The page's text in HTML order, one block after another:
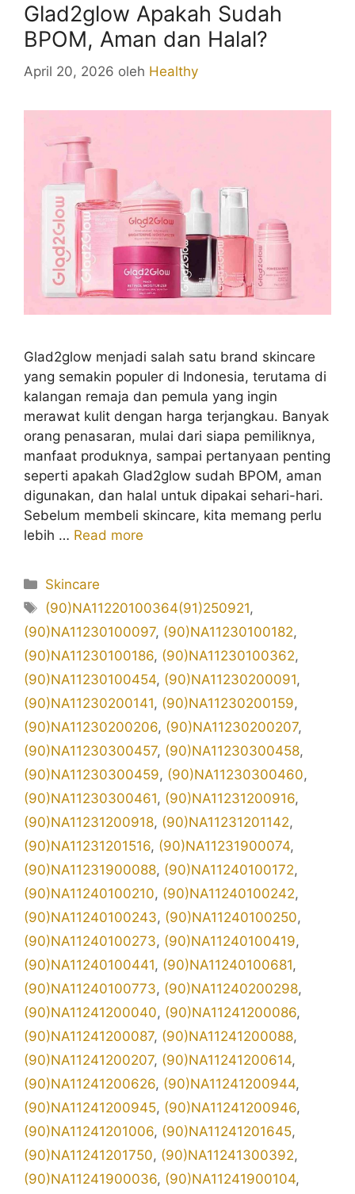
Glad2glow Apakah Sudah
BPOM, Aman dan Halal?
April 20, 2026 oleh Healthy
Glad2glow menjadi salah satu brand skincare
yang semakin populer di Indonesia, terutama di
kalangan remaja dan pemula yang ingin
merawat kulit dengan harga terjangkau. Banyak
orang penasaran, mulai dari siapa pemiliknya,
manfaat produknya, sampai pertanyaan penting
seperti apakah Glad2glow sudah BPOM, aman
digunakan, dan halal untuk dipakai sehari-hari.
Sebelum membeli skincare, kita memang perlu
lebih … Read more
Kategori
Skincare
Tag
(90)NA11220100364(91)250921,
(90)NA11230100097, (90)NA11230100182,
(90)NA11230100186, (90)NA11230100362,
(90)NA11230100454, (90)NA11230200091,
(90)NA11230200141, (90)NA11230200159,
(90)NA11230200206, (90)NA11230200207,
(90)NA11230300457, (90)NA11230300458,
(90)NA11230300459, (90)NA11230300460,
(90)NA11230300461, (90)NA11231200916,
(90)NA11231200918, (90)NA11231201142,
(90)NA11231201516, (90)NA11231900074,
(90)NA11231900088, (90)NA11240100172,
(90)NA11240100210, (90)NA11240100242,
(90)NA11240100243, (90)NA11240100250,
(90)NA11240100273, (90)NA11240100419,
(90)NA11240100441, (90)NA11240100681,
(90)NA11240100773, (90)NA11240200298,
(90)NA11241200040, (90)NA11241200086,
(90)NA11241200087, (90)NA11241200088,
(90)NA11241200207, (90)NA11241200614,
(90)NA11241200626, (90)NA11241200944,
(90)NA11241200945, (90)NA11241200946,
(90)NA11241201006, (90)NA11241201645,
(90)NA11241201750, (90)NA11241300392,
(90)NA11241900036, (90)NA11241900104,